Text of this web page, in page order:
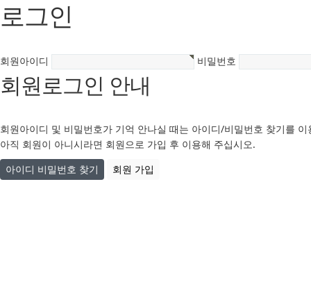
로그인
회원아이디 비밀번호
회원로그인 안내
회원아이디 및 비밀번호가 기억 안나실 때는 아이디/비밀번호 찾기를 이
아직 회원이 아니시라면 회원으로 가입 후 이용해 주십시오.
아이디 비밀번호 찾기
회원 가입